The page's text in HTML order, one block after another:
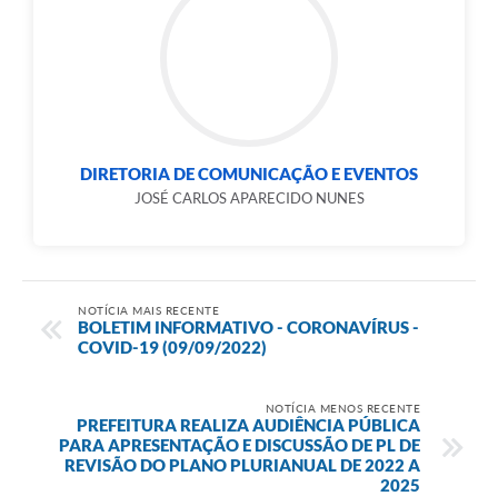
DIRETORIA DE COMUNICAÇÃO E EVENTOS
JOSÉ CARLOS APARECIDO NUNES
NOTÍCIA MAIS RECENTE
BOLETIM INFORMATIVO - CORONAVÍRUS -
COVID-19 (09/09/2022)
NOTÍCIA MENOS RECENTE
PREFEITURA REALIZA AUDIÊNCIA PÚBLICA
PARA APRESENTAÇÃO E DISCUSSÃO DE PL DE
REVISÃO DO PLANO PLURIANUAL DE 2022 A
2025